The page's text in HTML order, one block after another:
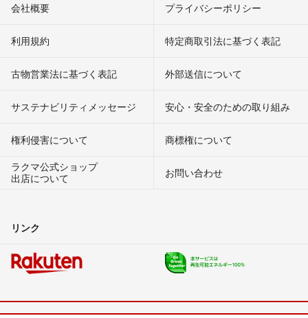
会社概要 プライバシーポリシー
利用規約 特定商取引法に基づく表記
古物営業法に基づく表記 外部送信について
サステナビリティメッセージ 安心・安全のための取り組み
権利侵害について
商標権について
ラクマ公式ショップ
出店について
お問い合わせ
リンク